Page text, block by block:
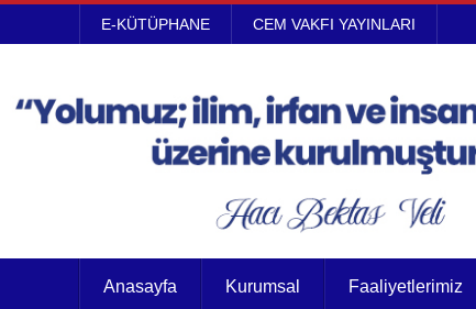
E-KÜTÜPHANE CEM VAKFI YAYINLARI
Anasayfa Kurumsal Faaliyetlerimiz